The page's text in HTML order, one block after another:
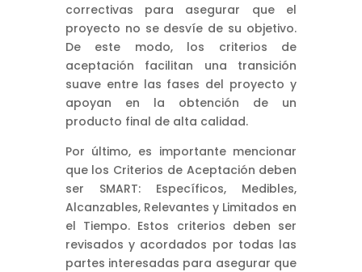
correctivas para asegurar que el
proyecto no se desvíe de su objetivo.
De este modo, los criterios de
aceptación facilitan una transición
suave entre las fases del proyecto y
apoyan en la obtención de un
producto final de alta calidad.
Por último, es importante mencionar
que los Criterios de Aceptación deben
ser SMART: Específicos, Medibles,
Alcanzables, Relevantes y Limitados en
el Tiempo. Estos criterios deben ser
revisados y acordados por todas las
partes interesadas para asegurar que